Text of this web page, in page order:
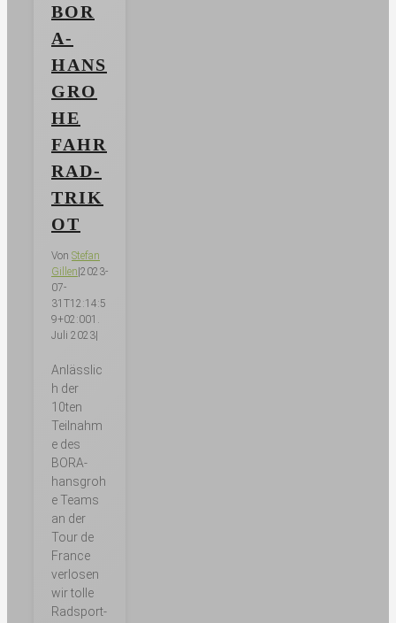
BOR
A-
HANS
GRO
HE
FAHR
RAD-
TRIK
OT
Von Stefan
Gillen 2023-
07-
31T12:14:5
9+02:001.
Juli 2023
Anlässlic
h der
10ten
Teilnahm
e des
BORA-
hansgroh
e Teams
an der
Tour de
France
verlosen
wir tolle
Radsport-